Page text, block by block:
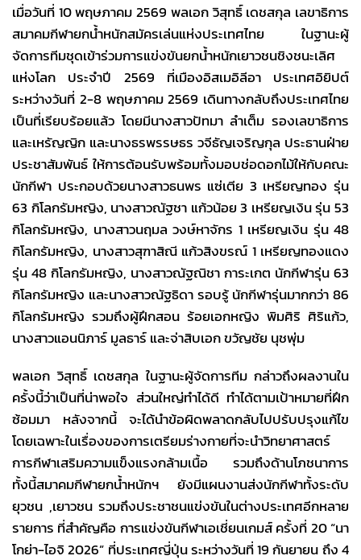
เมื่อวันที่ 10 พฤษภาคม 2569 พลเอก วิสุทธิ์ เดชสกุล เลขาธิการ
สมาคมกีฬายกน้ำหนักสมัครเล่นแห่งประเทศไทย ในฐานะผู้
จัดการทีมชุดเข้าร่วมการแข่งขันยกน้ำหนักเยาวชนชิงชนะเลิศ
แห่งโลก ประจำปี 2569 ที่เมืองอิสเมอิลีอา ประเทศอิยิปต์
ระหว่างวันที่ 2-8 พฤษภาคม 2569 เดินทางกลับถึงประเทศไทย
เป็นที่เรียบร้อยแล้ว โดยมีนางสาวปัทมา ลำเต็ม รองเลขาธิการ
และเหรัญญิก และนางธรพรรษธร วจีธัญเจริญกุล ประธานฝ่าย
ประชาสัมพันธ์ ให้การต้อนรับพร้อมทั้งมอบช่อดอกไม้ให้กับคณะ
นักกีฬา ประกอบด้วยนางสาวธนพร แซ่เตีย 3 เหรียญทอง รุ่น
63 กิโลกรัมหญิง, นางสาวณัฐชา แก้วน้อย 3 เหรียญเงิน รุ่น 53
กิโลกรัมหญิง, นางสาวนฤมล วงษ์หาจักร 1 เหรียญเงิน รุ่น 48
กิโลกรัมหญิง, นางสาวสุฑาสิณี แก้วสิงขรณ์ 1 เหรียญทองแดง
รุ่น 48 กิโลกรัมหญิง, นางสาวณัฐณิชา การะเกต นักกีฬารุ่น 63
กิโลกรัมหญิง และนางสาวณัฐธิดา รอบรู้ นักกีฬารุ่นมากกว่า 86
กิโลกรัมหญิง รวมถึงผู้ฝึกสอน ร้อยเอกหญิง พิมศิริ ศิริแก้ว,
นางสาวแอนนิภาร์ มูลธาร์ และจ่าสิบเอก ขวัญชัย นุชพุ่ม
พลเอก วิสุทธิ์ เดชสกุล ในฐานะผู้จัดการทีม กล่าวถึงผลงานใน
ครั้งนี้ว่าเป็นที่น่าพอใจ ส่วนใหญ่ทำได้ดี ทำได้ตามเป้าหมายที่ฝึก
ซ้อมมา หลังจากนี้ จะได้นำข้อผิดพลาดกลับไปปรับปรุงแก้ไข
โดยเฉพาะในเรื่องของการเตรียมร่างกายที่จะนำวิทยาศาสตร์
การกีฬาเสริมความแข็งแรงกล้ามเนื้อ รวมถึงด้านโภชนาการ
ทั้งนี้สมาคมกีฬายกน้ำหนักฯ ยังมีแผนงานส่งนักกีฬาทั้งระดับ
ยุวชน ,เยาวชน รวมถึงประชาชนแข่งขันในต่างประเทศอีกหลาย
รายการ ที่สำคัญคือ การแข่งขันกีฬาเอเชี่ยนเกมส์ ครั้งที่ 20 “นา
โกย่า-ไอจิ 2026” ที่ประเทศญี่ปุ่น ระหว่างวันที่ 19 กันยายน ถึง 4